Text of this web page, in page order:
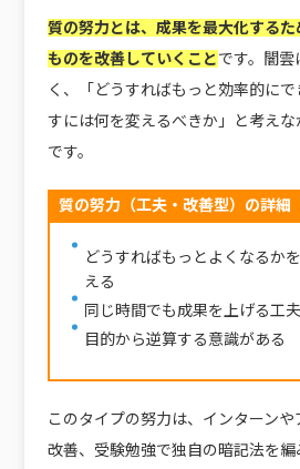
質の努力とは、成果を最大化する
ものを改善していくことです。闇雲
く、「どうすればもっと効率的に
すには何を変えるべきか」と考え
です。
質の努力（工夫・改善型）の詳細
どうすればもっとよくなるか
える
同じ時間でも成果を上げる工
目的から逆算する意識がある
このタイプの努力は、インターン
改善、受験勉強で独自の暗記法を